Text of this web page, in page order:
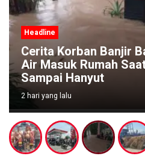
Headline
Cerita Korban Banjir
Air Masuk Rumah
Sampai Hanyut
2 hari yang lalu